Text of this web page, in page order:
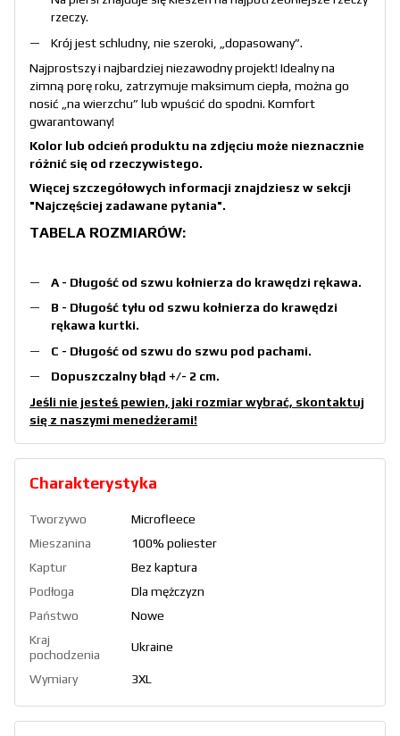
rzeczy.
Krój jest schludny, nie szeroki, „dopasowany”.
Najprostszy i najbardziej niezawodny projekt! Idealny na
zimną porę roku, zatrzymuje maksimum ciepła, można go
nosić „na wierzchu” lub wpuścić do spodni. Komfort
gwarantowany!
Kolor lub odcień produktu na zdjęciu może nieznacznie
różnić się od rzeczywistego.
Więcej szczegółowych informacji znajdziesz w sekcji
"Najczęściej zadawane pytania".
TABELA ROZMIARÓW:
A - Długość od szwu kołnierza do krawędzi rękawa.
B - Długość tyłu od szwu kołnierza do krawędzi
rękawa kurtki.
C - Długość od szwu do szwu pod pachami.
Dopuszczalny błąd +/- 2 cm.
Jeśli nie jesteś pewien, jaki rozmiar wybrać, skontaktuj
się z naszymi menedżerami!
Charakterystyka
Tworzywo
Microfleece
Mieszanina
100% poliester
Kaptur
Bez kaptura
Podłoga
Dla mężczyzn
Państwo
Nowe
Kraj
pochodzenia
Ukraine
Wymiary 3XL